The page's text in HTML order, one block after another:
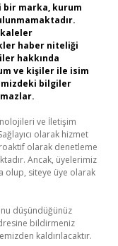
marka, kurum
haber niteliği
hakkında
ve kişiler ile isim
bilgiler
ve İletişim
olarak hizmet
olarak denetleme
Ancak, üyelerimiz
olup, siteye üye olarak
düşündüğünüz
bildirmeniz
kaldırılacaktır.